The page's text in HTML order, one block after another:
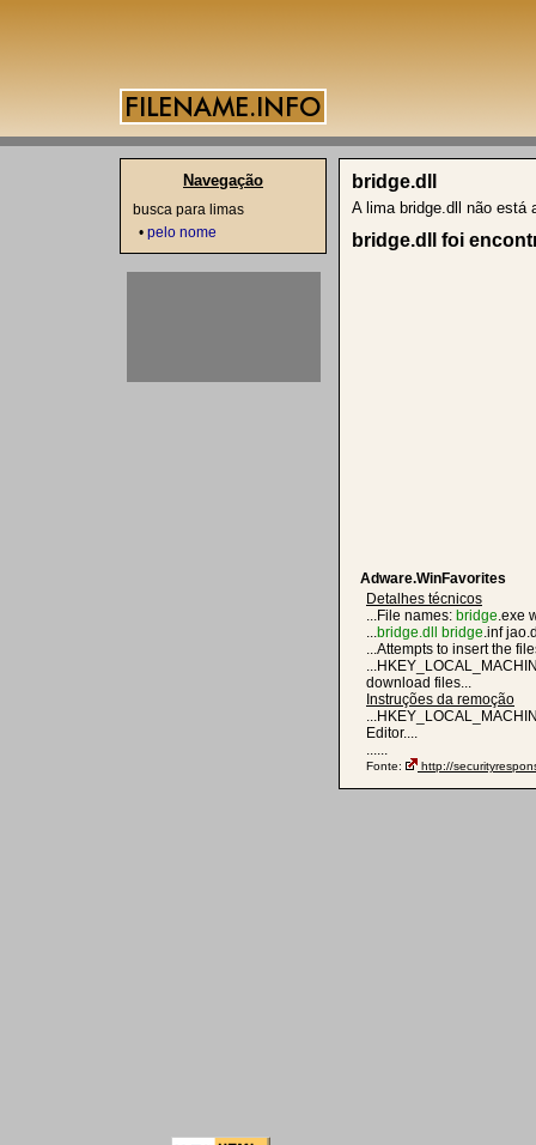
bridge.dll
A lima bridge.dll não está
bridge.dll foi
Adware.WinFavorites
Detalhes técnicos
...File names: bridge .exe
bridge.dll bridge .inf
...Attempts to insert the
download files...
Instruções da remoção
Editor....
Fonte: http://
Navegação
busca para limas
• pelo nome